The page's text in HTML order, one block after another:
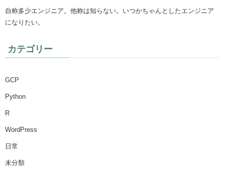
自称多少エンジニア。他称は知らない。いつかちゃんとしたエンジニア
になりたい。
カテゴリー
GCP
Python
R
WordPress
日常
未分類